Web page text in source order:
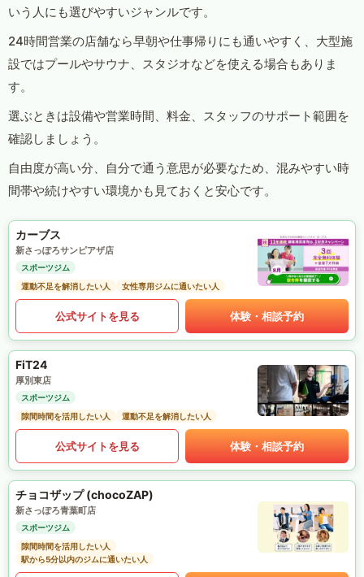
いう人にも選びやすいジャンルです。
24時間営業の店舗なら早朝や仕事帰りにも通いやすく、大型施
設ではプールやサウナ、スタジオなどを使える場合もありま
す。
選ぶときは設備や営業時間、料金、スタッフのサポート範囲を
確認しましょう。
自由度が高い分、自分で通う意思が必要なため、混みやすい時
間帯や続けやすい環境かも見ておくと安心です。
カーブス
新さっぽろサンピアザ店
スポーツジム
運動不足を解消したい人
女性専用ジムに通いたい人
公式サイトを見る 体験・相談予約
FiT24
厚別東店
スポーツジム
隙間時間を活用したい人
運動不足を解消したい人
公式サイトを見る 体験・相談予約
チョコザップ (chocoZAP)
新さっぽろ青葉町店
スポーツジム
隙間時間を活用したい人
駅から5分以内のジムに通いたい人